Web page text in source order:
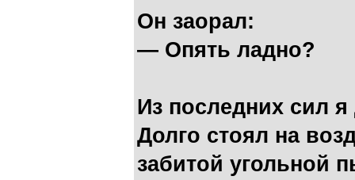
Он заорал:
— Опять ладно?
Из последних сил
Долго стоял на
забитой угольной